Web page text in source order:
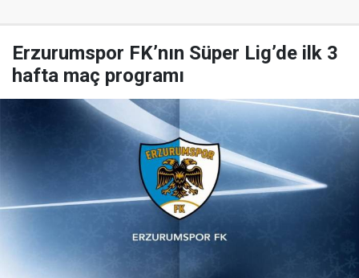
Erzurumspor FK’nın Süper Lig’de ilk 3
hafta maç programı